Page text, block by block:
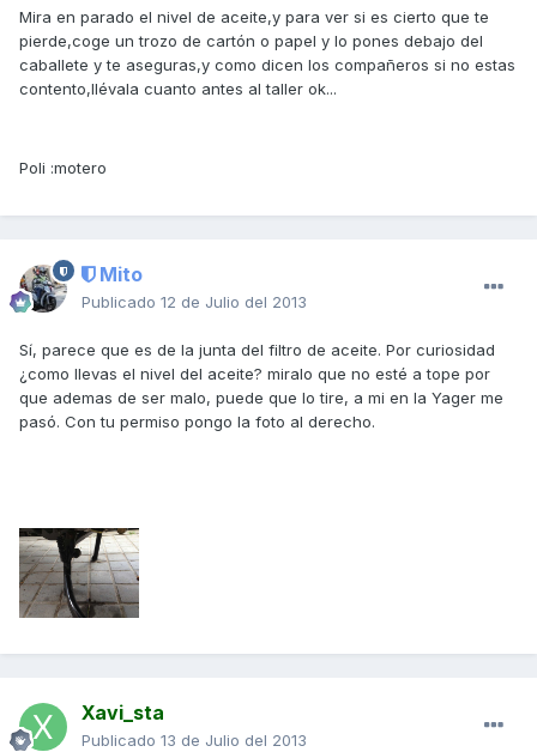
Mira en parado el nivel de aceite,y para ver si es cierto que te
pierde,coge un trozo de cartón o papel y lo pones debajo del
caballete y te aseguras,y como dicen los compañeros si no estas
contento,llévala cuanto antes al taller ok...
Poli :motero
Mito
Publicado 12 de Julio del 2013
Sí, parece que es de la junta del filtro de aceite. Por curiosidad
¿como llevas el nivel del aceite? miralo que no esté a tope por
que ademas de ser malo, puede que lo tire, a mi en la Yager me
pasó. Con tu permiso pongo la foto al derecho.
Xavi_sta
Publicado 13 de Julio del 2013